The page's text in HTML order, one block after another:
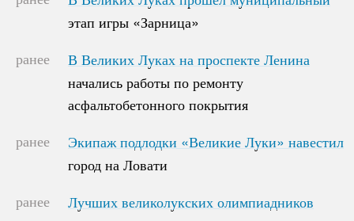
этап игры «Зарница»
этап игры «Зарница»
ранее
В Великих Луках на проспекте Ленина
начались работы по ремонту
асфальтобетонного покрытия
В Великих Луках на проспекте Ленина
начались работы по ремонту
асфальтобетонного покрытия
ранее
Экипаж подлодки «Великие Луки» навестил
город на Ловати
Экипаж подлодки «Великие Луки» навестил
город на Ловати
ранее
Лучших великолукских олимпиадников
Лучших великолукских олимпиадников